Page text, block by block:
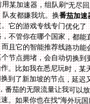
友都嫌我坑。换番茄加速